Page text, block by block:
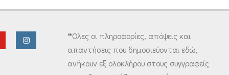
❝Όλες οι πληροφορίες, απόψεις και
απαντήσεις που δημοσιεύονται εδώ,
ανήκουν εξ ολοκλήρου στους συγγραφείς